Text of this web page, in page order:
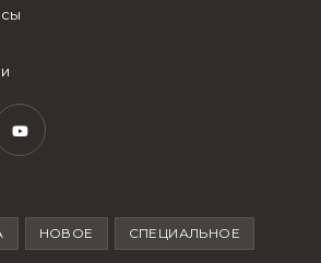
НОВОЕ СПЕЦИАЛЬНОЕ